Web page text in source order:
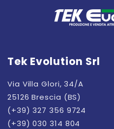
Tek Evolution Srl
Via Villa Glori, 34/A
25126 Brescia (BS)
(+39) 327 356 9724
(+39) 030 314 804